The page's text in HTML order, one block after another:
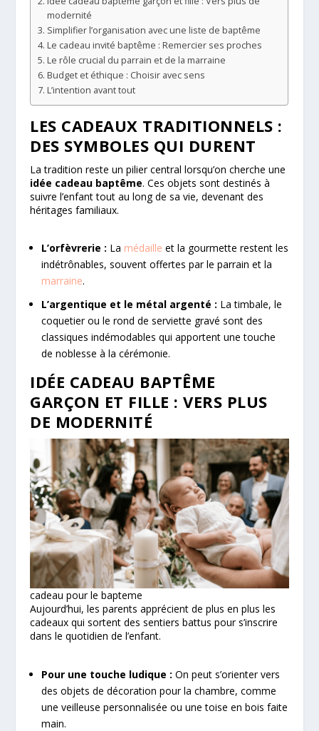
modernité
Simplifier l’organisation avec une liste de baptême
Le cadeau invité baptême : Remercier ses proches
Le rôle crucial du parrain et de la marraine
Budget et éthique : Choisir avec sens
L’intention avant tout
LES CADEAUX TRADITIONNELS :
DES SYMBOLES QUI DURENT
La tradition reste un pilier central lorsqu’on cherche une
idée cadeau baptême. Ces objets sont destinés à
suivre l’enfant tout au long de sa vie, devenant des
héritages familiaux.
L’orfèvrerie : La médaille et la gourmette restent les
indétrônables, souvent offertes par le parrain et la
marraine.
L’argentique et le métal argenté : La timbale, le
coquetier ou le rond de serviette gravé sont des
classiques indémodables qui apportent une touche
de noblesse à la cérémonie.
IDÉE CADEAU BAPTÊME
GARÇON ET FILLE : VERS PLUS
DE MODERNITÉ
cadeau pour le bapteme
Aujourd’hui, les parents apprécient de plus en plus les
cadeaux qui sortent des sentiers battus pour s’inscrire
dans le quotidien de l’enfant.
Pour une touche ludique : On peut s’orienter vers
des objets de décoration pour la chambre, comme
une veilleuse personnalisée ou une toise en bois faite
main.